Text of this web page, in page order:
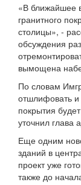
«В ближайшее
гранитного
столицы», -
обсуждения
вымощена
По словам
отшлифовать и
покрытия
уточнил глава
Еще одним
зданий в
проект уже
также до